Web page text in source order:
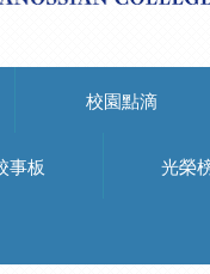
校園點滴
事板 光榮